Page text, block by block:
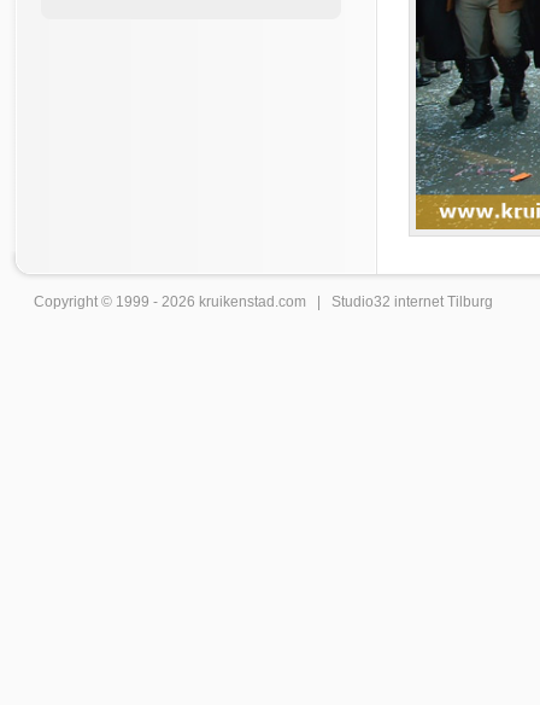
Copyright © 1999 - 2026 kruikenstad .com | Studio32 internet Tilburg